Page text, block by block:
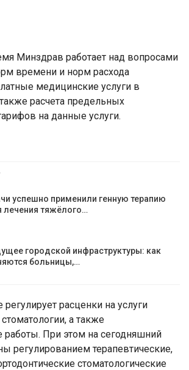
Минздрав работает над вопросами
времени и норм расхода
медицинские услуги в
расчета предельных
на данные услуги.
успешно применили генную терапию
лечения тяжёлого…
городской инфраструктуры: как
больницы,…
регулирует расценки на услуги
а также
работы. При этом на сегодняшний
регулированием терапевтические,
стоматологические